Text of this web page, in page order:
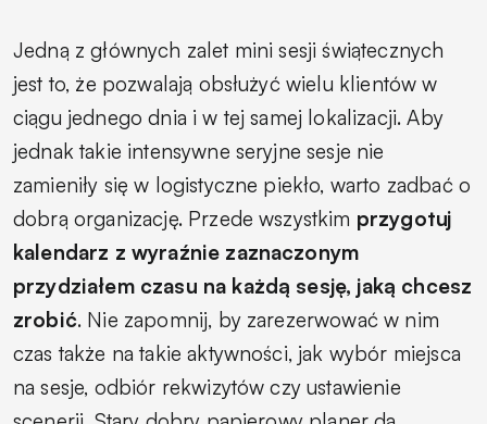
Jedną z głównych zalet mini sesji świątecznych
jest to, że pozwalają obsłużyć wielu klientów w
ciągu jednego dnia i w tej samej lokalizacji. Aby
jednak takie intensywne seryjne sesje nie
zamieniły się w logistyczne piekło, warto zadbać o
dobrą organizację. Przede wszystkim przygotuj
kalendarz z wyraźnie zaznaczonym
przydziałem czasu na każdą sesję, jaką chcesz
zrobić. Nie zapomnij, by zarezerwować w nim
czas także na takie aktywności, jak wybór miejsca
na sesje, odbiór rekwizytów czy ustawienie